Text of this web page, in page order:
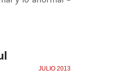
JULIO 2013